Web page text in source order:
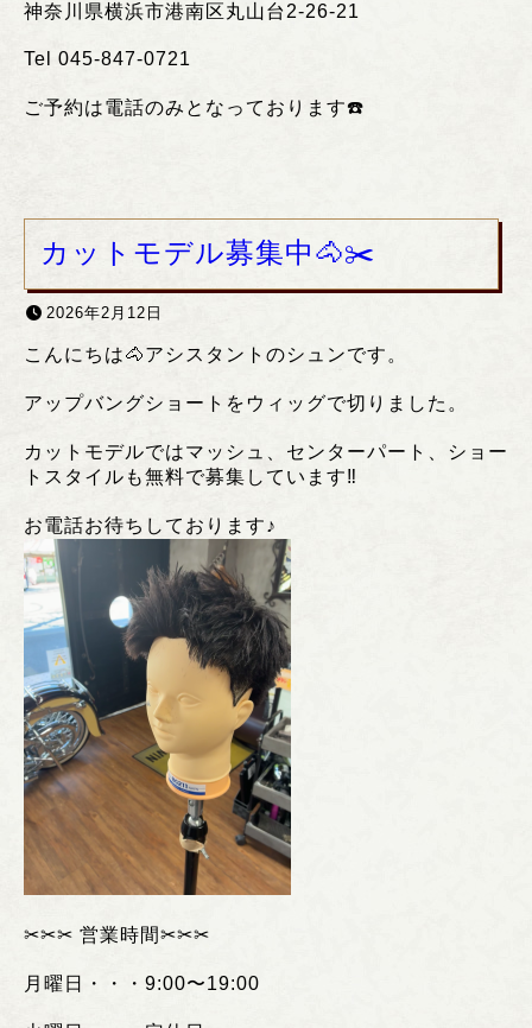
神奈川県横浜市港南区丸山台 2-26-21
Tel 045-847-0721
ご予約は電話のみとなっております☎️
カットモデル募集中🐴✂️
2026年2月12日
こんにちは🐴アシスタントのシュンです。
アップバングショートをウィッグで切りました。
カットモデルではマッシュ、センターパート、ショー
トスタイルも無料で募集しています‼️
お電話お待ちしております♪
✂︎✂︎✂︎ 営業時間✂︎✂︎✂︎
月曜日・・・ 9:00〜19:00